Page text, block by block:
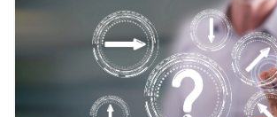
育児休業
36協定
事業所
会社設立
労災保険
雇用
健康保険